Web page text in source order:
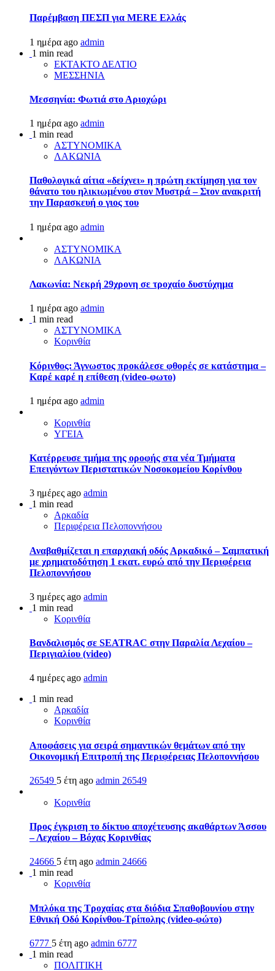
Παρέμβαση ΠΕΣΠ για MERE Ελλάς
1 ημέρα ago admin
1 min read
ΕΚΤΑΚΤΟ ΔΕΛΤΙΟ
ΜΕΣΣΗΝΙΑ
Μεσσηνία: Φωτιά στο Αριοχώρι
1 ημέρα ago admin
1 min read
ΑΣΤΥΝΟΜΙΚΑ
ΛΑΚΩΝΙΑ
Παθολογικά αίτια «δείχνει» η πρώτη εκτίμηση για τον
θάνατο του ηλικιωμένου στον Μυστρά – Στον ανακριτή
την Παρασκευή ο γιος του
1 ημέρα ago admin
ΑΣΤΥΝΟΜΙΚΑ
ΛΑΚΩΝΙΑ
Λακωνία: Νεκρή 29χρονη σε τροχαίο δυστύχημα
1 ημέρα ago admin
1 min read
ΑΣΤΥΝΟΜΙΚΑ
Κορινθία
Κόρινθος: Άγνωστος προκάλεσε φθορές σε κατάστημα –
Καρέ καρέ η επίθεση (video-φωτο)
1 ημέρα ago admin
Κορινθία
ΥΓΕΙΑ
Kατέρρευσε τμήμα της οροφής στα νέα Τμήματα
Επειγόντων Περιστατικών Νοσοκομείου Κορίνθου
3 ημέρες ago admin
1 min read
Αρκαδία
Περιφέρεια Πελοποννήσου
Αναβαθμίζεται η επαρχιακή οδός Αρκαδικό – Σαμπατική
με χρηματοδότηση 1 εκατ. ευρώ από την Περιφέρεια
Πελοποννήσου
3 ημέρες ago admin
1 min read
Κορινθία
Βανδαλισμός σε SEATRAC στην Παραλία Λεχαίου –
Περιγιαλίου (video)
4 ημέρες ago admin
1 min read
Αρκαδία
Κορινθία
Αποφάσεις για σειρά σημαντικών θεμάτων από την
Οικονομική Επιτροπή της Περιφέρειας Πελοποννήσου
26549 5 έτη ago admin 26549
Κορινθία
Προς έγκριση το δίκτυο αποχέτευσης ακαθάρτων Άσσου
– Λεχαίου – Βόχας Κορινθίας
24666 5 έτη ago admin 24666
1 min read
Κορινθία
Μπλόκα της Τροχαίας στα διόδια Σπαθοβουνίου στην
Εθνική Οδό Κορίνθου-Τρίπολης (video-φώτο)
6777 5 έτη ago admin 6777
1 min read
ΠΟΛΙΤΙΚΗ